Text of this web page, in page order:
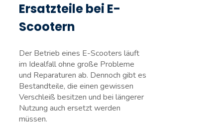
Ersatzteile bei E-
Scootern
Der Betrieb eines E-Scooters läuft
im Idealfall ohne große Probleme
und Reparaturen ab. Dennoch gibt es
Bestandteile, die einen gewissen
Verschleiß besitzen und bei längerer
Nutzung auch ersetzt werden
müssen.